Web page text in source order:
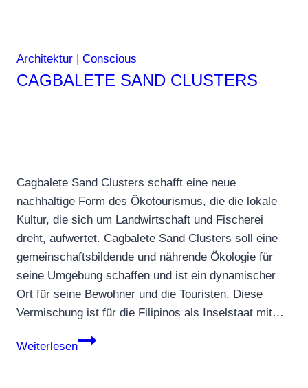
Architektur | Conscious
CAGBALETE SAND CLUSTERS
Cagbalete Sand Clusters schafft eine neue
nachhaltige Form des Ökotourismus, die die lokale
Kultur, die sich um Landwirtschaft und Fischerei
dreht, aufwertet. Cagbalete Sand Clusters soll eine
gemeinschaftsbildende und nährende Ökologie für
seine Umgebung schaffen und ist ein dynamischer
Ort für seine Bewohner und die Touristen. Diese
Vermischung ist für die Filipinos als Inselstaat mit…
Weiterlesen
Cagbalete